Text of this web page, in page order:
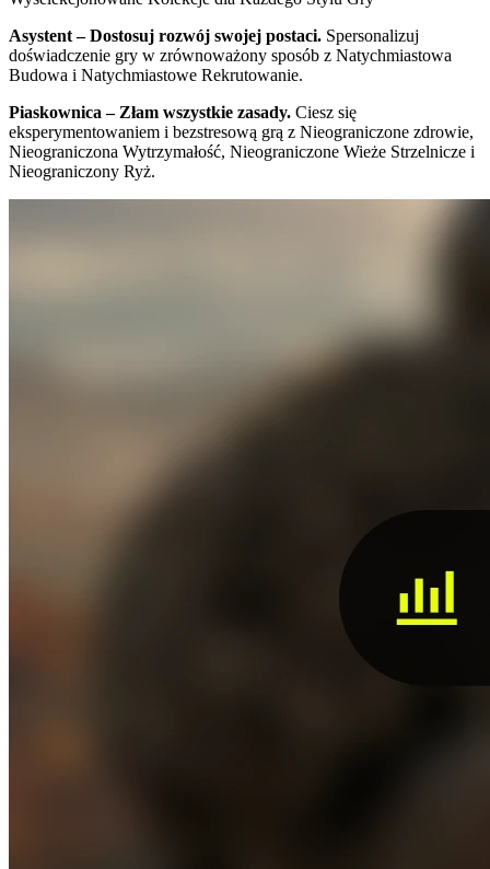
Asystent – Dostosuj rozwój swojej postaci. Spersonalizuj
doświadczenie gry w zrównoważony sposób z Natychmiastowa
Budowa i Natychmiastowe Rekrutowanie.
Piaskownica – Złam wszystkie zasady. Ciesz się
eksperymentowaniem i bezstresową grą z Nieograniczone zdrowie,
Nieograniczona Wytrzymałość, Nieograniczone Wieże Strzelnicze i
Nieograniczony Ryż.